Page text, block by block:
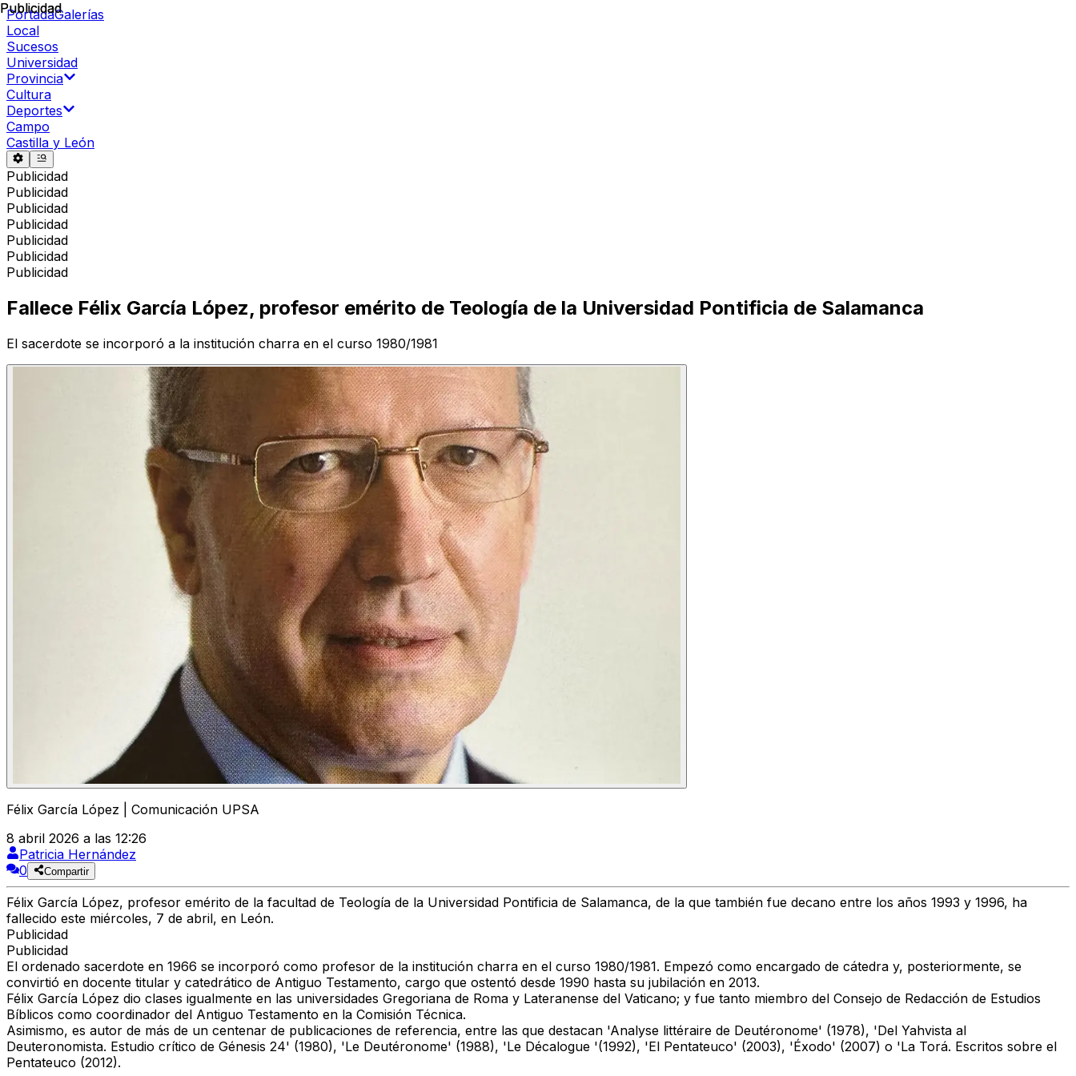
PortadaGalerías
Local
Sucesos
Universidad
Provincia
Cultura
Deportes
Campo
Castilla y León
Publicidad
Publicidad
Publicidad
Publicidad
Publicidad
Publicidad
Publicidad
Publicidad
Fallece Félix García López, profesor emérito de Teología de la Universidad Pontificia de Salamanca
El sacerdote se incorporó a la institución charra en el curso 1980/1981
Félix García López | Comunicación UPSA
8 abril 2026 a las 12:26
Patricia Hernández
0
Compartir
Félix García López, profesor emérito de la facultad de Teología de la Universidad Pontificia de Salamanca, de la que también fue decano entre los años 1993 y 1996, ha
fallecido este miércoles, 7 de abril, en León.
Publicidad
Publicidad
El ordenado sacerdote en 1966 se incorporó como profesor de la institución charra en el curso 1980/1981. Empezó como encargado de cátedra y, posteriormente, se
convirtió en docente titular y catedrático de Antiguo Testamento, cargo que ostentó desde 1990 hasta su jubilación en 2013.
Félix García López dio clases igualmente en las universidades Gregoriana de Roma y Lateranense del Vaticano; y fue tanto miembro del Consejo de Redacción de Estudios
Bíblicos como coordinador del Antiguo Testamento en la Comisión Técnica.
Asimismo, es autor de más de un centenar de publicaciones de referencia, entre las que destacan 'Analyse littéraire de Deutéronome' (1978), 'Del Yahvista al
Deuteronomista. Estudio crítico de Génesis 24' (1980), 'Le Deutéronome' (1988), 'Le Décalogue '(1992), 'El Pentateuco' (2003), 'Éxodo' (2007) o 'La Torá. Escritos sobre el
Pentateuco (2012).
Publicidad